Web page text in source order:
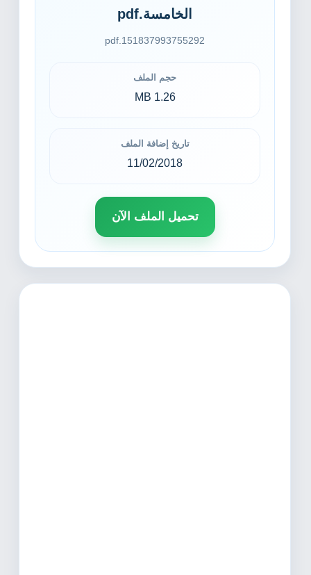
الخامسة.pdf
151837993755292.pdf
حجم الملف
1.26 MB
تاريخ إضافة الملف
11/02/2018
تحميل الملف الآن